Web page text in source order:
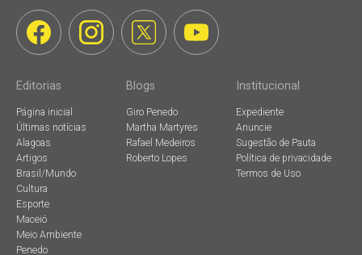
Editorias
Página inicial
Últimas notícias
Alagoas
Artigos
Brasil/Mundo
Cultura
Esporte
Maceió
Meio Ambiente
Penedo
Blogs
Giro Penedo
Martha Martyres
Rafael Medeiros
Roberto Lopes
Institucional
Expediente
Anuncie
Sugestão de Pauta
Política de privacidade
Termos de Uso